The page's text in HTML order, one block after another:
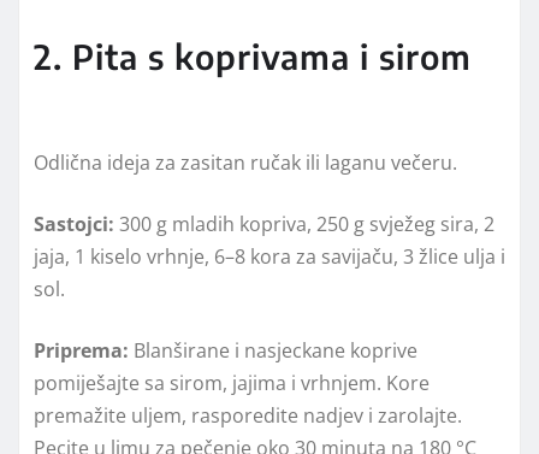
2. Pita s koprivama i sirom
Odlična ideja za zasitan ručak ili laganu večeru.
Sastojci: 300 g mladih kopriva, 250 g svježeg sira, 2
jaja, 1 kiselo vrhnje, 6–8 kora za savijaču, 3 žlice ulja i
sol.
Priprema: Blanširane i nasjeckane koprive
pomiješajte sa sirom, jajima i vrhnjem. Kore
premažite uljem, rasporedite nadjev i zarolajte.
Pecite u limu za pečenje oko 30 minuta na 180 °C